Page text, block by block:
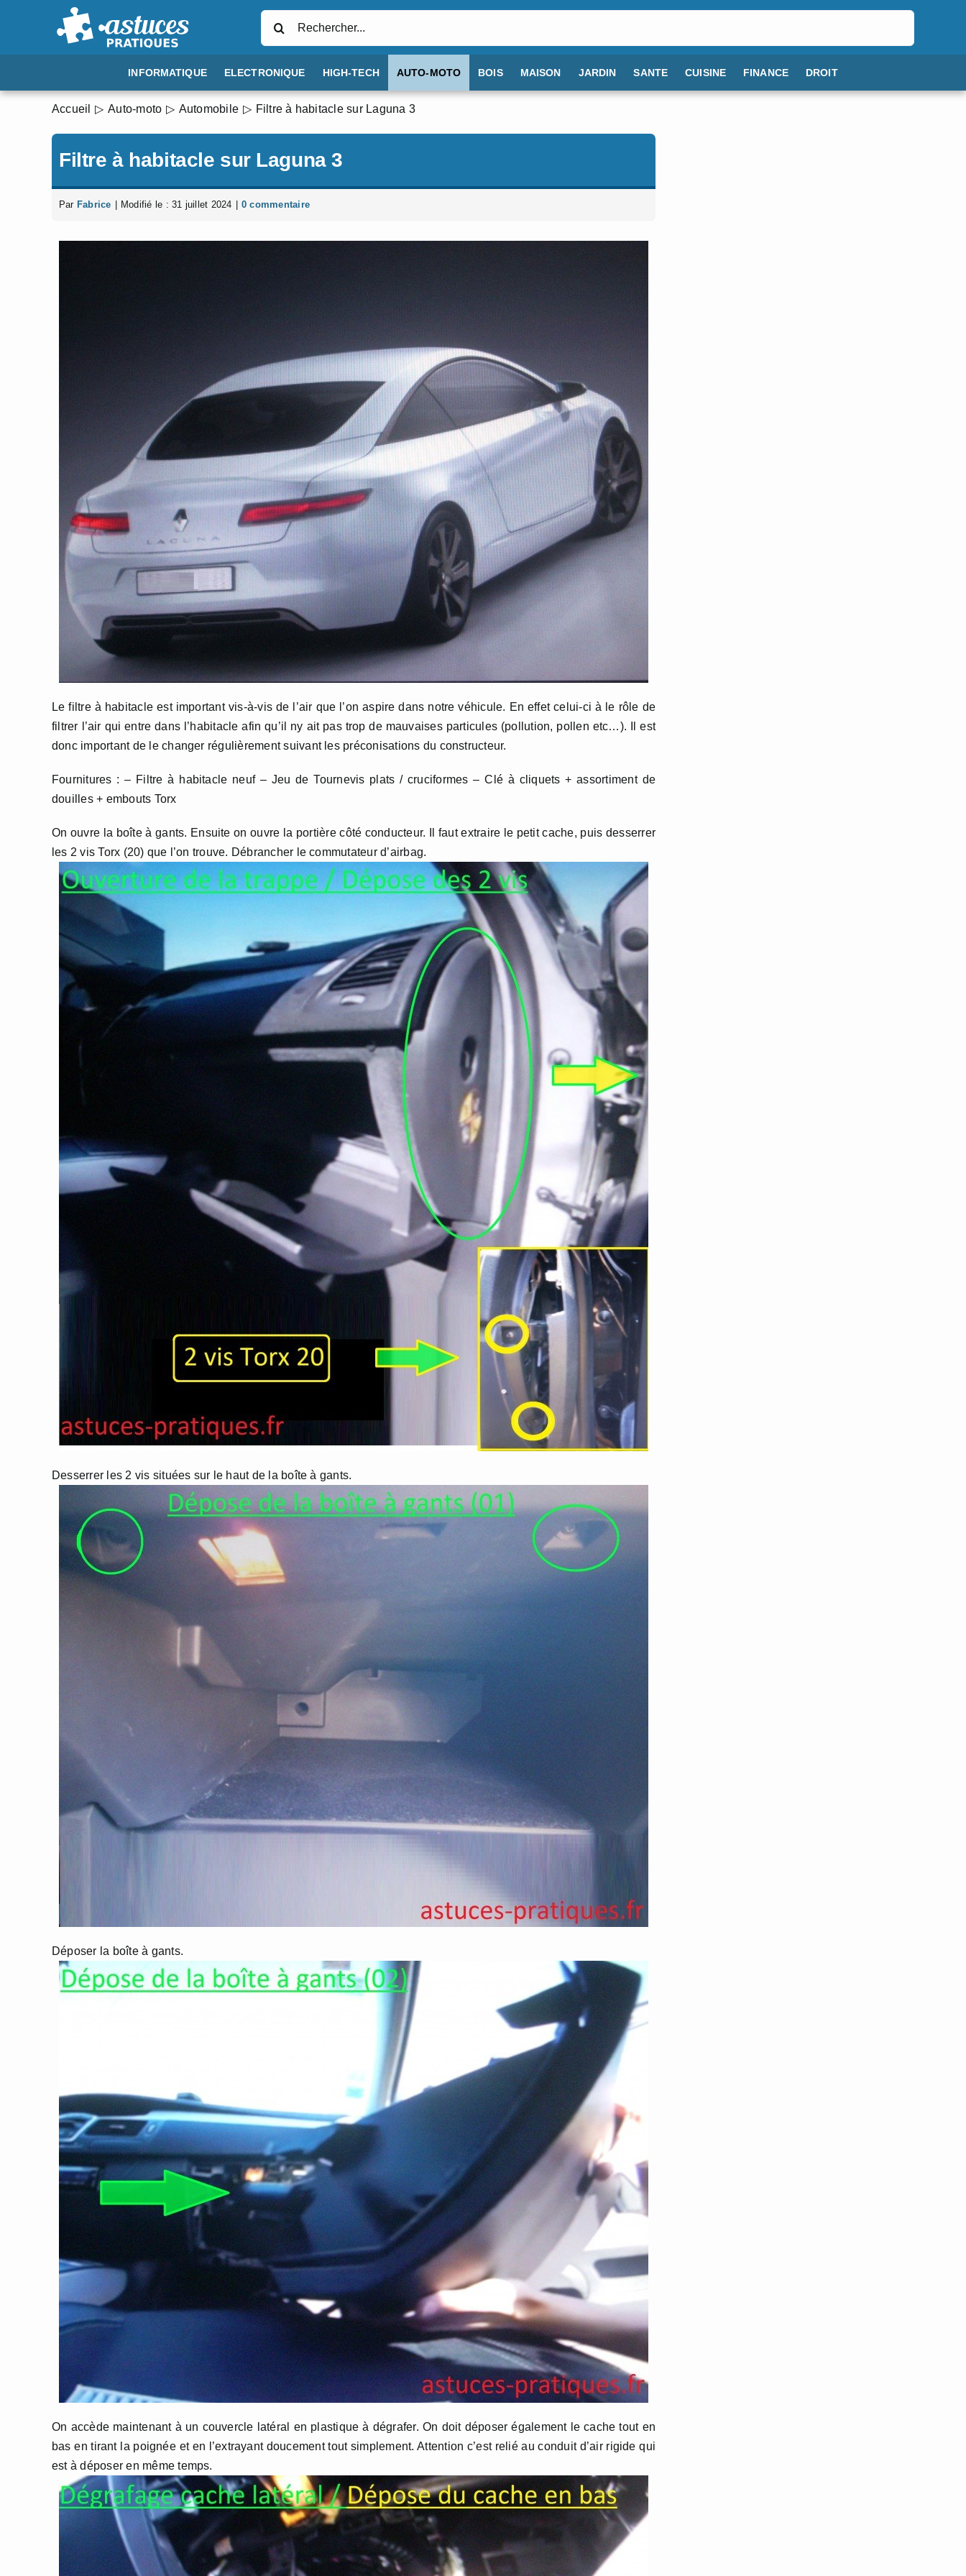
INFORMATIQUE ELECTRONIQUE HIGH-TECH AUTO-MOTO BOIS MAISON JARDIN SANTE CUISINE FINANCE DROIT
Accueil Auto-moto Automobile Filtre à habitacle sur Laguna 3
Filtre à habitacle sur Laguna 3
Par Fabrice Modifié le : 31 juillet 2024 0 commentaire
Le filtre à habitacle est important vis-à-vis de l’air que l’on aspire dans notre véhicule. En effet celui-ci à le rôle de
filtrer l’air qui entre dans l’habitacle afin qu’il ny ait pas trop de mauvaises particules (pollution, pollen etc…). Il est
donc important de le changer régulièrement suivant les préconisations du constructeur.
Fournitures : – Filtre à habitacle neuf – Jeu de Tournevis plats / cruciformes – Clé à cliquets + assortiment de
douilles + embouts Torx
On ouvre la boîte à gants. Ensuite on ouvre la portière côté conducteur. Il faut extraire le petit cache, puis desserrer
les 2 vis Torx (20) que l’on trouve. Débrancher le commutateur d’airbag.
Desserrer les 2 vis situées sur le haut de la boîte à gants.
Déposer la boîte à gants.
On accède maintenant à un couvercle latéral en plastique à dégrafer. On doit déposer également le cache tout en
bas en tirant la poignée et en l’extrayant doucement tout simplement. Attention c’est relié au conduit d’air rigide qui
est à déposer en même temps.